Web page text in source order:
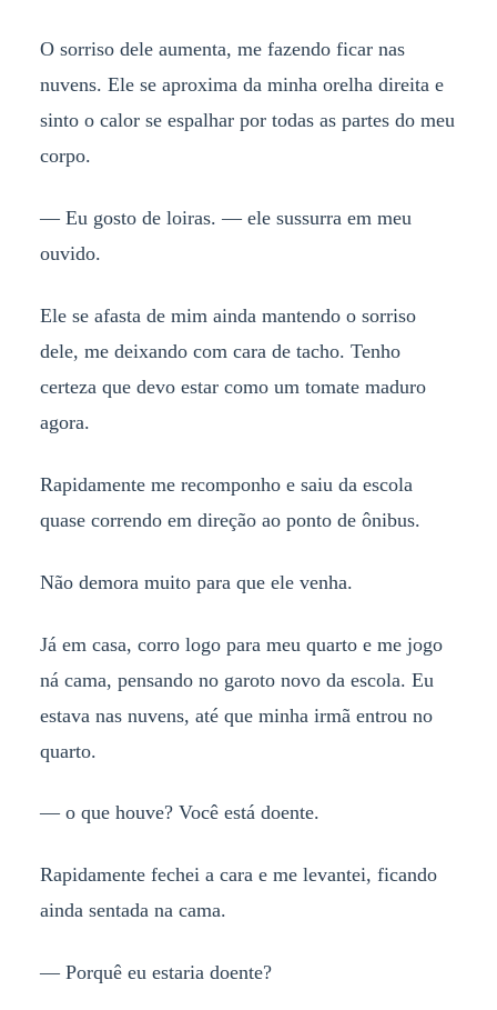
O sorriso dele aumenta, me fazendo ficar nas
nuvens. Ele se aproxima da minha orelha direita e
sinto o calor se espalhar por todas as partes do meu
corpo.
— Eu gosto de loiras. — ele sussurra em meu
ouvido.
Ele se afasta de mim ainda mantendo o sorriso
dele, me deixando com cara de tacho. Tenho
certeza que devo estar como um tomate maduro
agora.
Rapidamente me recomponho e saiu da escola
quase correndo em direção ao ponto de ônibus.
Não demora muito para que ele venha.
Já em casa, corro logo para meu quarto e me jogo
ná cama, pensando no garoto novo da escola. Eu
estava nas nuvens, até que minha irmã entrou no
quarto.
— o que houve? Você está doente.
Rapidamente fechei a cara e me levantei, ficando
ainda sentada na cama.
— Porquê eu estaria doente?